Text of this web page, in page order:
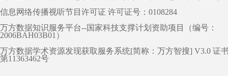
信息网络传播视听节目许可证 许可证号：0108284
万方数据知识服务平台--国家科技支撑计划资助项目（编号：
2006BAH03B01）
万方数据学术资源发现获取服务系统[简称：万方智搜] V3.0 证
第11363462号